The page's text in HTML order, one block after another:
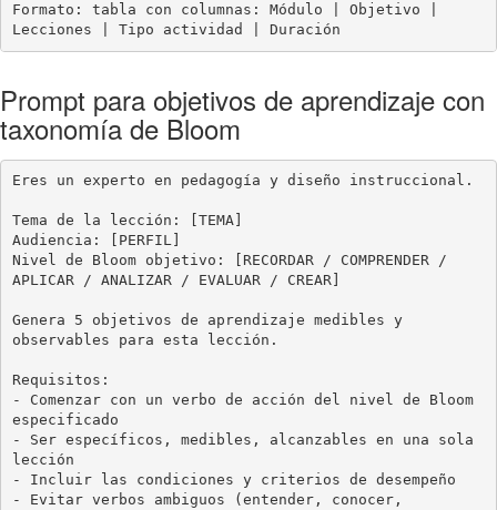
Formato: tabla con columnas: Módulo | Objetivo |
Lecciones | Tipo actividad | Duración
Prompt para objetivos de aprendizaje con
taxonomía de Bloom
Eres un experto en pedagogía y diseño instruccional.
Tema de la lección: [TEMA]
Audiencia: [PERFIL]
Nivel de Bloom objetivo: [RECORDAR / COMPRENDER /
APLICAR / ANALIZAR / EVALUAR / CREAR]
Genera 5 objetivos de aprendizaje medibles y
observables para esta lección.
Requisitos:
- Comenzar con un verbo de acción del nivel de Bloom
especificado
- Ser específicos, medibles, alcanzables en una sola
lección
- Incluir las condiciones y criterios de desempeño
- Evitar verbos ambiguos (entender, conocer,